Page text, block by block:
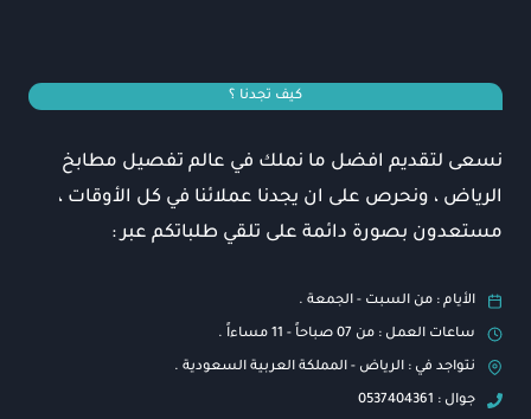
كيف تجدنا ؟
نسعى لتقديم افضل ما نملك في عالم تفصيل مطابخ
الرياض ، ونحرص على ان يجدنا عملائنا في كل الأوقات ،
مستعدون بصورة دائمة على تلقي طلباتكم عبر :
الأيام : من السبت - الجمعة .
ساعات العمل : من 07 صباحاً - 11 مساءاً .
نتواجد في : الرياض - المملكة العربية السعودية .
جوال : 0537404361⁩